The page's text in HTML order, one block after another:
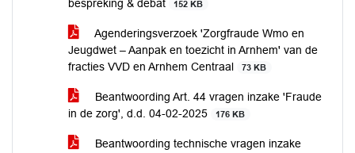
bespreking & debat
152 KB
Agenderingsverzoek 'Zorgfraude Wmo en
Jeugdwet – Aanpak en toezicht in Arnhem' van de
fracties VVD en Arnhem Centraal
73 KB
Beantwoording Art. 44 vragen inzake 'Fraude
in de zorg', d.d. 04-02-2025
176 KB
Beantwoording technische vragen inzake